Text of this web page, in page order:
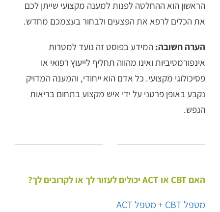
הראשון הוא ההחלטה לפנות למענה מקצועי שייתן לכם
את הכלים לרפא את הפצעים ולבחור בעצמכם מחדש.
הערה חשובה: המידע בפוסט זה נועד למטרות
אינפורמטיביות ואינו מהווה תחליף לייעוץ רפואי או
פסיכולוגי מקצועי. כל אדם הוא ייחודי, והמענה המדויק
נקבע באופן פרטני על ידי איש מקצוע בתחום בריאות
הנפש.
האם CBT או ACT יכולים לעזור לך או לקרובים לך?
מטפל CBT + מטפל ACT